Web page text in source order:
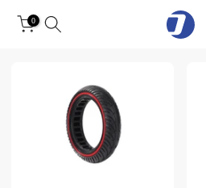
0